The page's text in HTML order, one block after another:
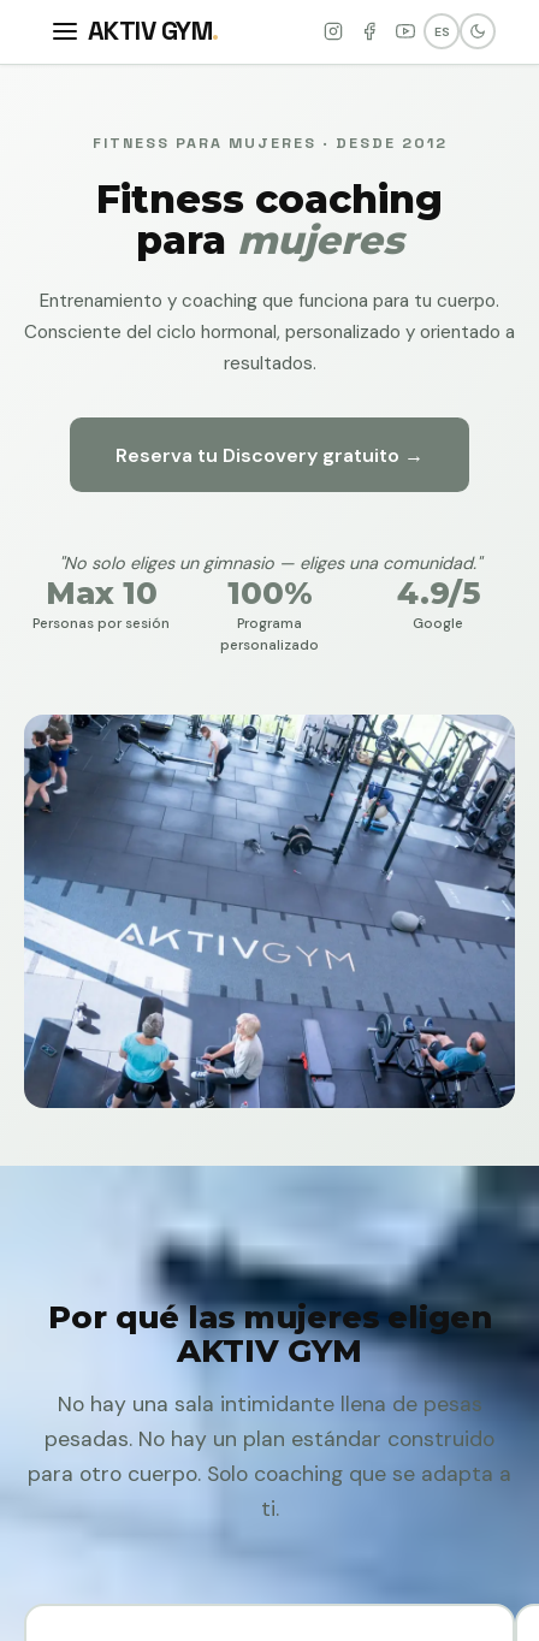
AKTIV GYM. ES
FITNESS PARA MUJERES · DESDE 2012
Fitness coaching
para mujeres
Entrenamiento y coaching que funciona para tu cuerpo.
Consciente del ciclo hormonal, personalizado y orientado a
resultados.
Reserva tu Discovery gratuito →
"No solo eliges un gimnasio — eliges una comunidad."
Max 10
Personas por sesión
100%
Programa
personalizado
4.9/5
Google
Por qué las mujeres eligen
AKTIV GYM
No hay una sala intimidante llena de pesas
pesadas. No hay un plan estándar construido
para otro cuerpo. Solo coaching que se adapta a
ti.